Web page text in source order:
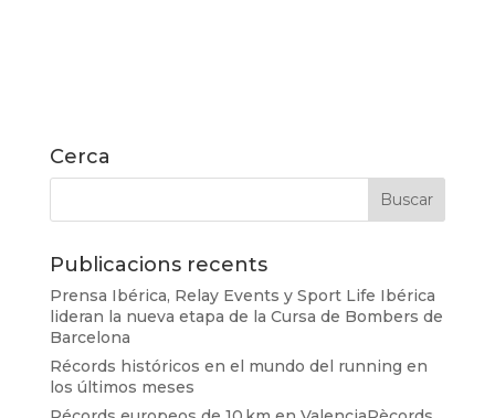
Cerca
Publicacions recents
Prensa Ibérica, Relay Events y Sport Life Ibérica
lideran la nueva etapa de la Cursa de Bombers de
Barcelona
Récords históricos en el mundo del running en
los últimos meses